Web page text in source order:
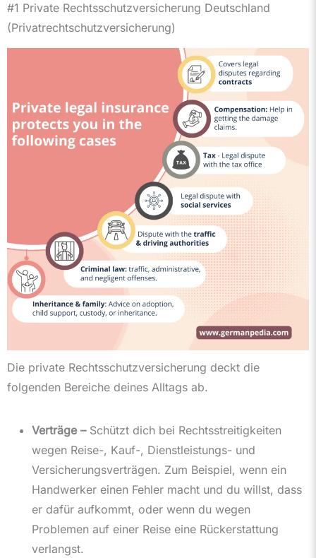
#1 Private Rechtsschutzversicherung Deutschland
(Privatrechtschutzversicherung)
Die private Rechtsschutzversicherung deckt die
folgenden Bereiche deines Alltags ab.
Verträge –Schützt dich bei Rechtsstreitigkeiten
wegen Reise-, Kauf-, Dienstleistungs- und
Versicherungsverträgen. Zum Beispiel, wenn ein
Handwerker einen Fehler macht und du willst, dass
er dafür aufkommt, oder wenn du wegen
Problemen auf einer Reise eine Rückerstattung
verlangst.